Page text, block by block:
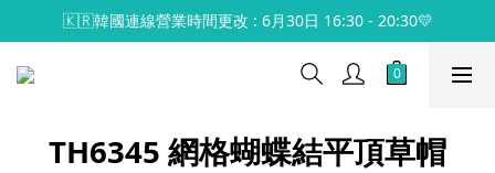
🇰🇷韓國連線營業時間更改 : 6月30日 16:30 - 20:30💛
TH6345 網格蝴蝶結平頂草帽